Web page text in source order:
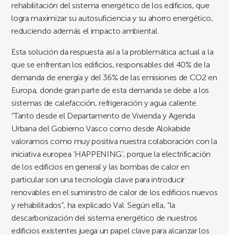
rehabilitación del sistema energético de los edificios, que
logra maximizar su autosuficiencia y su ahorro energético,
reduciendo además el impacto ambiental.
Esta solución da respuesta así a la problemática actual a la
que se enfrentan los edificios, responsables del 40% de la
demanda de energía y del 36% de las emisiones de CO2 en
Europa, donde gran parte de esta demanda se debe a los
sistemas de calefacción, refrigeración y agua caliente.
“Tanto desde el Departamento de Vivienda y Agenda
Urbana del Gobierno Vasco como desde Alokabide
valoramos como muy positiva nuestra colaboración con la
iniciativa europea ‘HAPPENING’, porque la electrificación
de los edificios en general y las bombas de calor en
particular son una tecnología clave para introducir
renovables en el suministro de calor de los edificios nuevos
y rehabilitados”, ha explicado Val. Según ella, “la
descarbonización del sistema energético de nuestros
edificios existentes juega un papel clave para alcanzar los